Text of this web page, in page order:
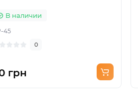
В наличии
45
0
грн